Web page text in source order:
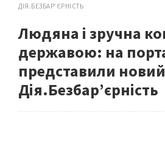
ДІЯ.БЕЗБАР’ЄРНІСТЬ
Людяна і зручна
державою: на
представили
Дія.Безбар’єрність